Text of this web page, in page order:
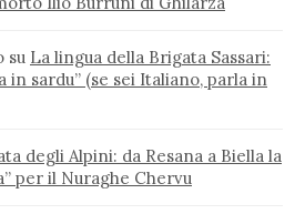
su La lingua della Brigata Sassari:
in sardu” (se sei Italiano, parla in
degli Alpini: da Resana a Biella la
per il Nuraghe Chervu